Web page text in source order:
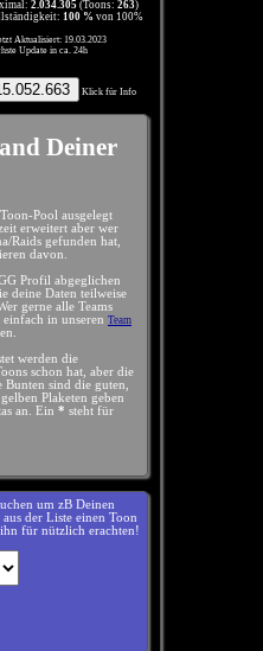
2.034.305 (Toons: 263)
100 % von 100%
Aktualisiert: 19.03.2023
Update in ca. 24h
Klick für Info
Deiner
Pool ausgelegt
erweitert aber wer
Raids gefunden hat,
davon.
Profil abgeglichen
deine Daten teilweise
gerne alle Teams
in unseren Team
werden die
schon hat, aber die
sind die guten,
Plaketen geben
an. Ein * steht für
um zB Deinen
der Liste einen Toon
für nützlich erachten!